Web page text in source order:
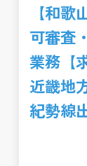
【和
可審査
業務【
近畿地
紀勢線